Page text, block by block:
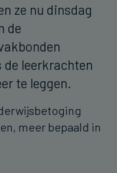
ze nu dinsdag
de
de leerkrachten
te leggen.
meer bepaald in